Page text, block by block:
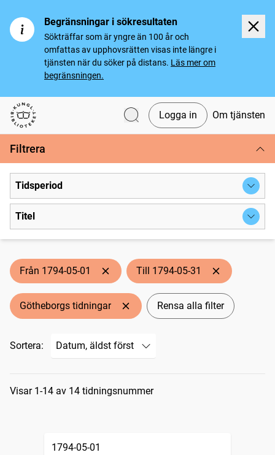
Begränsningar i sökresultaten
Sökträffar som är yngre än 100 år och
omfattas av upphovsrätten visas inte längre i
tjänsten när du söker på distans. Läs mer om
begränsningen.
Svenska tidningar
Logga in Om tjänsten
Filtrera
Tidsperiod
Titel
Från 1794-05-01 Till 1794-05-31
Götheborgs tidningar Rensa alla filter
Sortera:
Sökresultat
Visar 1-14 av 14 tidningsnummer
1794-05-01